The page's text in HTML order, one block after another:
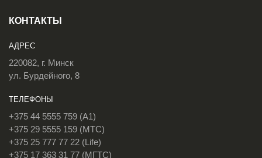
КОНТАКТЫ
АДРЕС
220082, г. Минск
ул. Бурдейного, 8
ТЕЛЕФОНЫ
+375 44 5555 759 (A1)
+375 29 5555 159 (МТС)
+375 25 777 77 22 (Life)
+375 17 363 31 77 (МГТС)